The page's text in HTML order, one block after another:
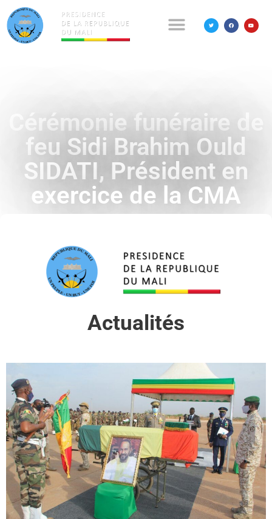
Cérémonie funéraire de
feu Sidi Brahim Ould
SIDATI, Président en
exercice de la CMA
Actualités